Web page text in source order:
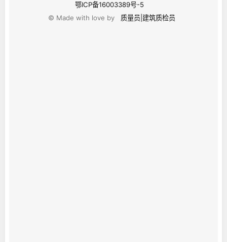
鄂ICP备16003389号-5
© Made with love by
质量员|建筑质检员